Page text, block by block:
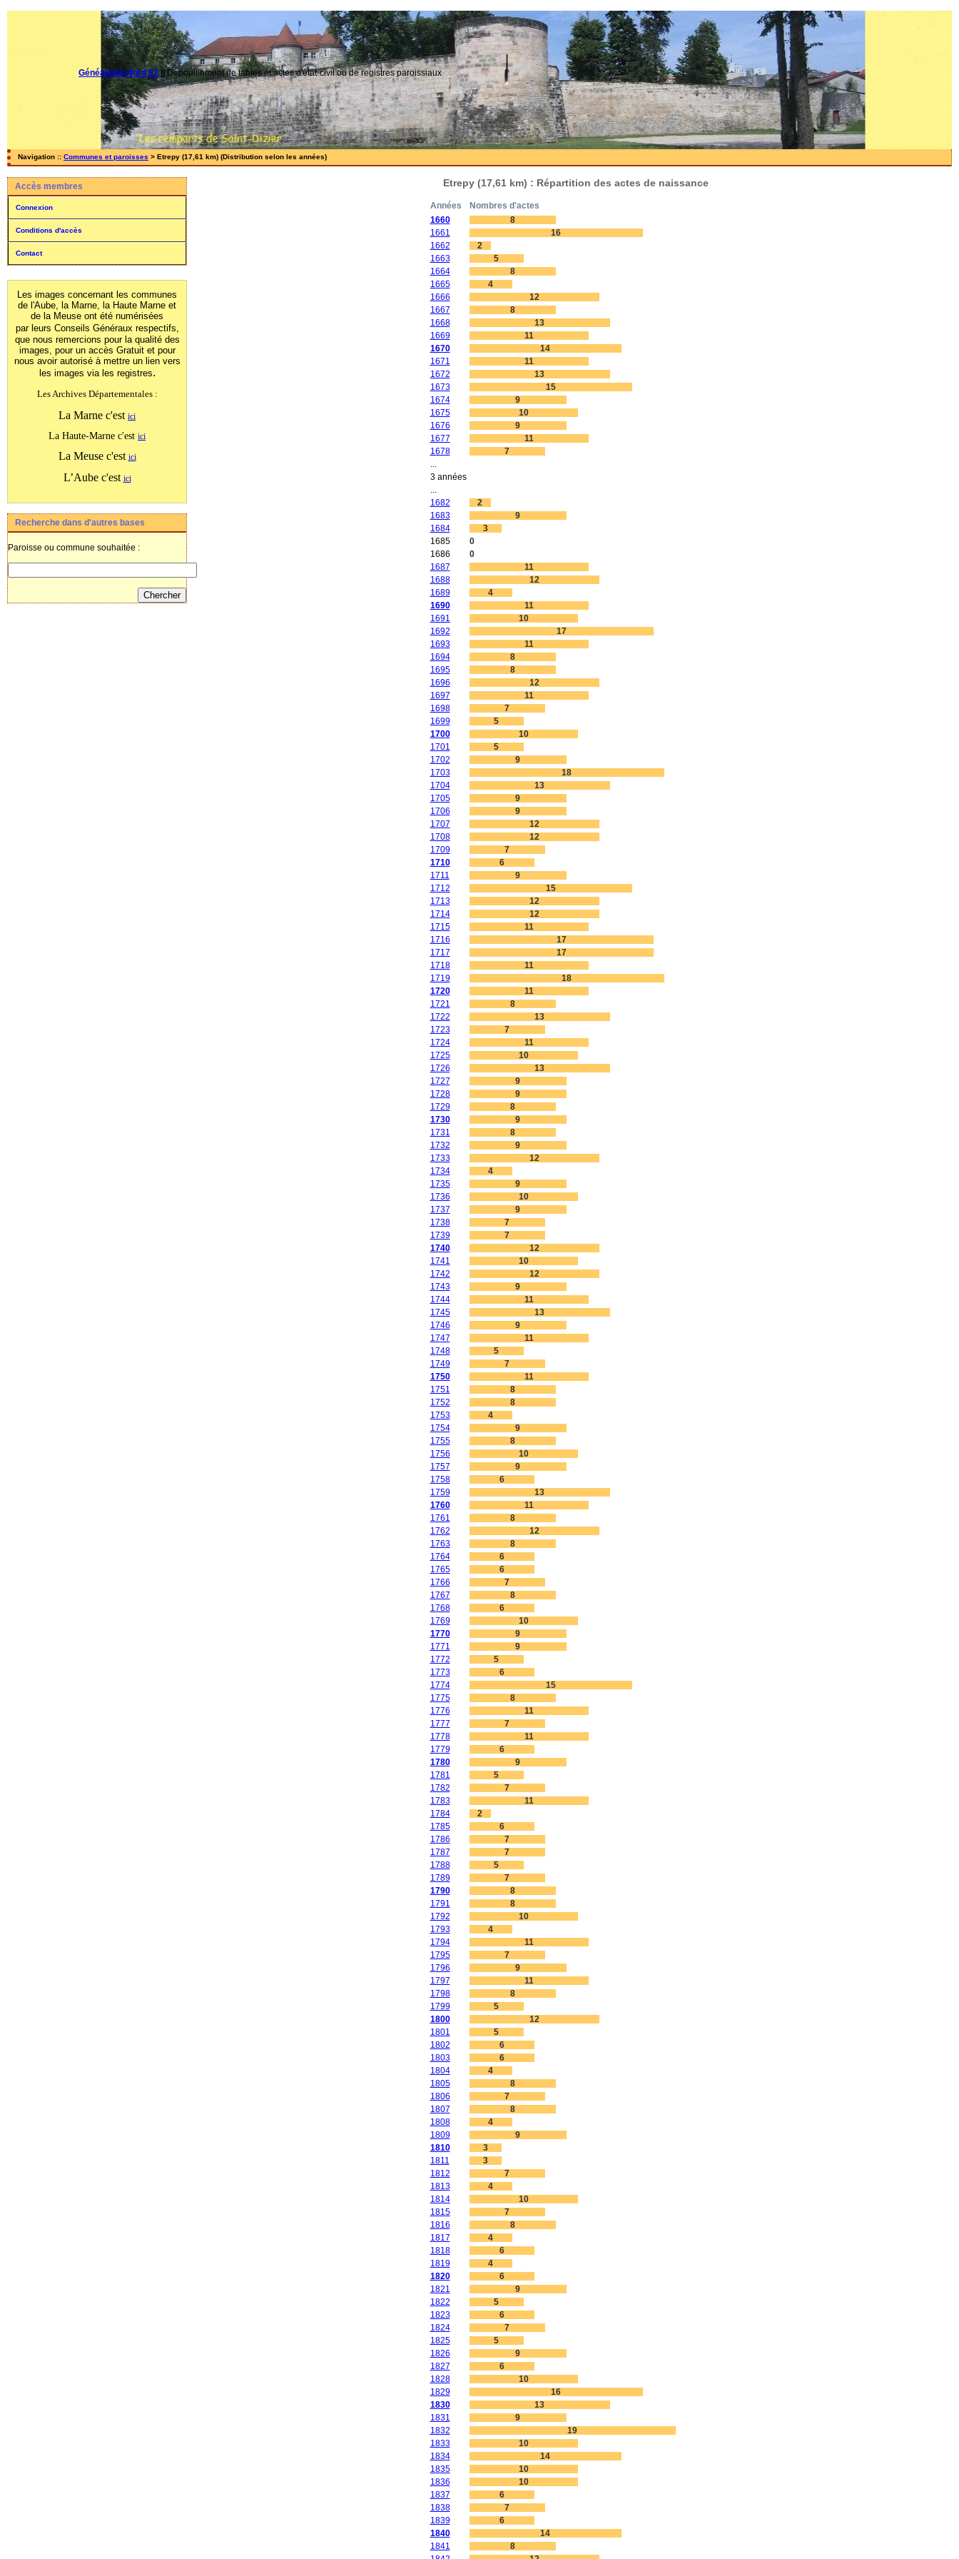
Généalogie Nord 52|| Dépouillement de tables et actes d'état-civil ou de registres paroissiaux
Navigation :: Communes et paroisses > Etrepy (17,61 km) (Distribution selon les années)
Accès membres
Connexion
Conditions d'accès
Contact
Les images concernant les communes
de l'Aube, la Marne, la Haute Marne et
de la Meuse ont été numérisées
par leurs Conseils Généraux respectifs,
que nous remercions pour la qualité des
images, pour un accès Gratuit et pour
nous avoir autorisé à mettre un lien vers
les images via les registres.
Les Archives Départementales :
La Marne c'est ici
La Haute-Marne c'est ici
La Meuse c'est ici
L’Aube c'est ici
Recherche dans d'autres bases
Paroisse ou commune souhaitée :
Etrepy (17,61 km) : Répartition des actes de naissance
Années
Nombres d'actes
1660
8
1661
16
1662
2
1663
5
1664
8
1665
4
1666
12
1667
8
1668
13
1669
11
1670
14
1671
11
1672
13
1673
15
1674
9
1675
10
1676
9
1677
11
1678
7
3 années
1682
2
1683
9
1684
3
1685
0
1686
0
1687
11
1688
12
1689
4
1690
11
1691
10
1692
17
1693
11
1694
8
1695
8
1696
12
1697
11
1698
7
1699
5
1700
10
1701
5
1702
9
1703
18
1704
13
1705
9
1706
9
1707
12
1708
12
1709
7
1710
6
1711
9
1712
15
1713
12
1714
12
1715
11
1716
17
1717
17
1718
11
1719
18
1720
11
1721
8
1722
13
1723
7
1724
11
1725
10
1726
13
1727
9
1728
9
1729
8
1730
9
1731
8
1732
9
1733
12
1734
4
1735
9
1736
10
1737
9
1738
7
1739
7
1740
12
1741
10
1742
12
1743
9
1744
11
1745
13
1746
9
1747
11
1748
5
1749
7
1750
11
1751
8
1752
8
1753
4
1754
9
1755
8
1756
10
1757
9
1758
6
1759
13
1760
11
1761
8
1762
12
1763
8
1764
6
1765
6
1766
7
1767
8
1768
6
1769
10
1770
9
1771
9
1772
5
1773
6
1774
15
1775
8
1776
11
1777
7
1778
11
1779
6
1780
9
1781
5
1782
7
1783
11
1784
2
1785
6
1786
7
1787
7
1788
5
1789
7
1790
8
1791
8
1792
10
1793
4
1794
11
1795
7
1796
9
1797
11
1798
8
1799
5
1800
12
1801
5
1802
6
1803
6
1804
4
1805
8
1806
7
1807
8
1808
4
1809
9
1810
3
1811
3
1812
7
1813
4
1814
10
1815
7
1816
8
1817
4
1818
6
1819
4
1820
6
1821
9
1822
5
1823
6
1824
7
1825
5
1826
9
1827
6
1828
10
1829
16
1830
13
1831
9
1832
19
1833
10
1834
14
1835
10
1836
10
1837
6
1838
7
1839
6
1840
14
1841
8